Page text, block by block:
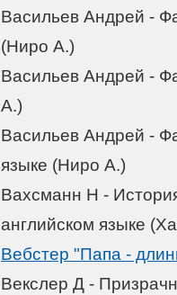
Васильев Андрей -
(Ниро А.)
Васильев Андрей -
А.)
Васильев Андрей -
языке (Ниро А.)
Вахсманн Н -
английском языке
Вебстер "Папа -
Векслер Д -